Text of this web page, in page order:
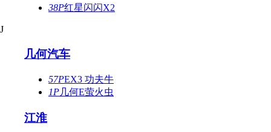
38P红星闪闪X2
J
几何汽车
57PEX3 功夫牛
1P几何E萤火虫
江淮